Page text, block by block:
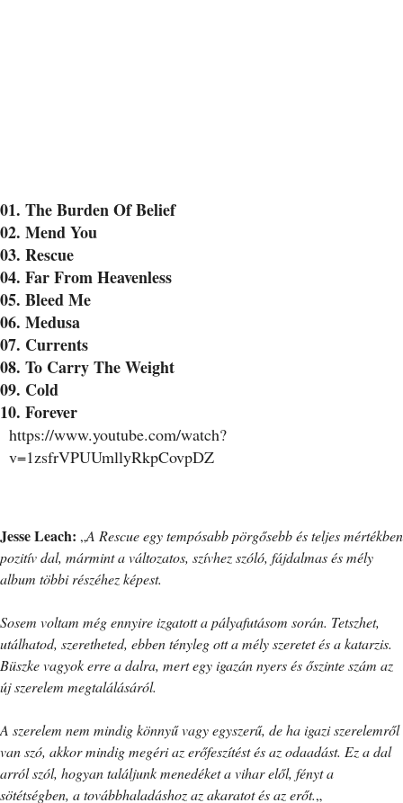
01. The Burden Of Belief
02. Mend You
03. Rescue
04. Far From Heavenless
05. Bleed Me
06. Medusa
07. Currents
08. To Carry The Weight
09. Cold
10. Forever
https://www.youtube.com/watch?
v=1zsfrVPUUmllyRkpCovpDZ
Jesse Leach: „A Rescue egy tempósabb pörgősebb és teljes mértékben
pozitív dal, mármint a változatos, szívhez szóló, fájdalmas és mély
album többi részéhez képest.
Sosem voltam még ennyire izgatott a pályafutásom során. Tetszhet,
utálhatod, szeretheted, ebben tényleg ott a mély szeretet és a katarzis.
Büszke vagyok erre a dalra, mert egy igazán nyers és őszinte szám az
új szerelem megtalálásáról.
A szerelem nem mindig könnyű vagy egyszerű, de ha igazi szerelemről
van szó, akkor mindig megéri az erőfeszítést és az odaadást. Ez a dal
arról szól, hogyan találjunk menedéket a vihar elől, fényt a
sötétségben, a továbbhaladáshoz az akaratot és az erőt.„